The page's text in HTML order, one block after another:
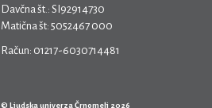
Davčna št.: SI92914730
Matična št: 5052467 000
Račun: 01217-6030714481
© Ljudska univerza Črnomelj 2026